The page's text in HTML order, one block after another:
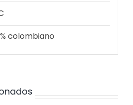
colombiano